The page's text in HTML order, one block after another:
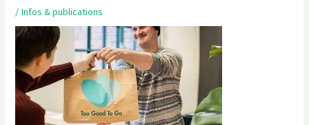
/ Infos & publications